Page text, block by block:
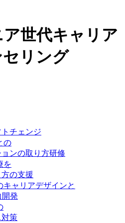
世代キャリア
リング
チェンジ
の
ンの取り方研修
を
の支援
キャリアデザインと
発
対策